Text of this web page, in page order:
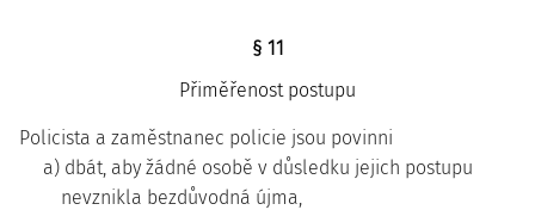
§ 11
Přiměřenost postupu
Policista a zaměstnanec policie jsou povinni
a) dbát, aby žádné osobě v důsledku jejich postupu
nevznikla bezdůvodná újma,